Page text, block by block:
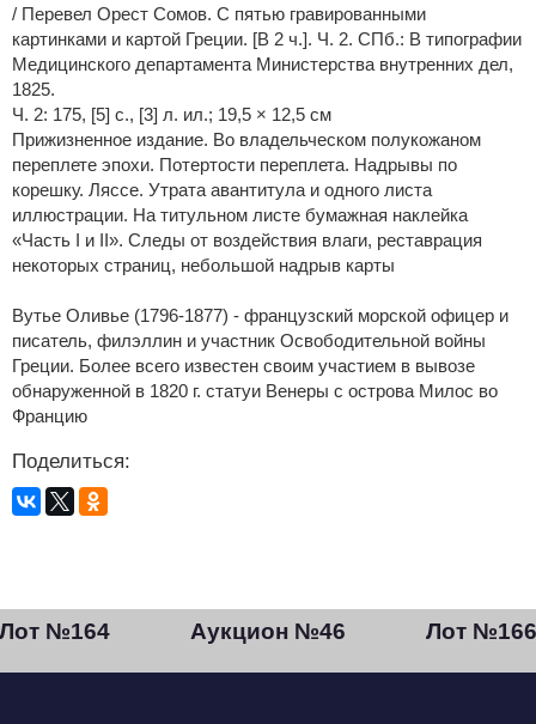
/ Перевел Орест Сомов. С пятью гравированными
картинками и картой Греции. [В 2 ч.]. Ч. 2. СПб.: В типографии
Медицинского департамента Министерства внутренних дел,
1825.
Ч. 2: 175, [5] с., [3] л. ил.; 19,5 × 12,5 см
Прижизненное издание. Во владельческом полукожаном
переплете эпохи. Потертости переплета. Надрывы по
корешку. Ляссе. Утрата авантитула и одного листа
иллюстрации. На титульном листе бумажная наклейка
«Часть I и II». Следы от воздействия влаги, реставрация
некоторых страниц, небольшой надрыв карты
Вутье Оливье (1796-1877) - французский морской офицер и
писатель, филэллин и участник Освободительной войны
Греции. Более всего известен своим участием в вывозе
обнаруженной в 1820 г. статуи Венеры с острова Милос во
Францию
Поделиться:
Лот №164 Аукцион №46 Лот №166